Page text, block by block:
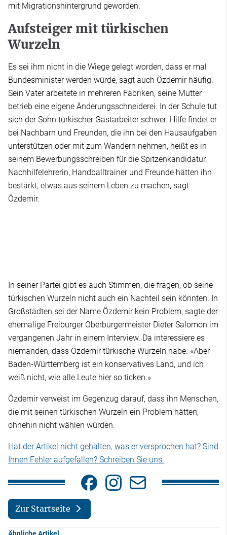
mit Migrationshintergrund geworden.
Aufsteiger mit türkischen
Wurzeln
Es sei ihm nicht in die Wiege gelegt worden, dass er mal
Bundesminister werden würde, sagt auch Özdemir häufig.
Sein Vater arbeitete in mehreren Fabriken, seine Mutter
betrieb eine eigene Änderungsschneiderei. In der Schule tut
sich der Sohn türkischer Gastarbeiter schwer. Hilfe findet er
bei Nachbarn und Freunden, die ihn bei den Hausaufgaben
unterstützen oder mit zum Wandern nehmen, heißt es in
seinem Bewerbungsschreiben für die Spitzenkandidatur.
Nachhilfelehrerin, Handballtrainer und Freunde hätten ihn
bestärkt, etwas aus seinem Leben zu machen, sagt
Özdemir.
In seiner Partei gibt es auch Stimmen, die fragen, ob seine
türkischen Wurzeln nicht auch ein Nachteil sein könnten. In
Großstädten sei der Name Özdemir kein Problem, sagte der
ehemalige Freiburger Oberbürgermeister Dieter Salomon im
vergangenen Jahr in einem Interview. Da interessiere es
niemanden, dass Özdemir türkische Wurzeln habe. «Aber
Baden-Württemberg ist ein konservatives Land, und ich
weiß nicht, wie alle Leute hier so ticken.»
Özdemir verweist im Gegenzug darauf, dass ihn Menschen,
die mit seinen türkischen Wurzeln ein Problem hätten,
ohnehin nicht wählen würden.
Hat der Artikel nicht gehalten, was er versprochen hat? Sind
Ihnen Fehler aufgefallen? Schreiben Sie uns.
Zur Startseite
Ähnliche Artikel